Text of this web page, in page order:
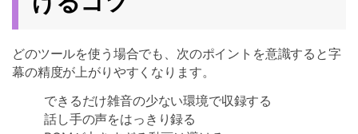
どのツールを使う場合でも、次のポイントを意識すると字
幕の精度が上がりやすくなります。
できるだけ雑音の少ない環境で収録する
話し手の声をはっきり録る